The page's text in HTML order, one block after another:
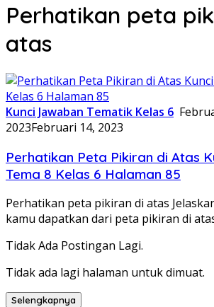
Perhatikan peta
atas
Kunci Jawaban Tematik Kelas 6
2023Februari 14, 2023
Perhatikan Peta Pikiran di Atas
Tema 8 Kelas 6 Halaman 85
Perhatikan peta pikiran di atas
kamu dapatkan dari peta pikiran di
Tidak Ada Postingan Lagi.
Tidak ada lagi halaman untuk dimuat.
Selengkapnya